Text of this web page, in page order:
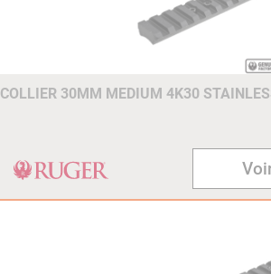
COLLIER 30MM MEDIUM 4K30